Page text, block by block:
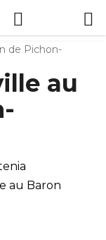
KOŠÍK
de Pichon-
au
au Baron